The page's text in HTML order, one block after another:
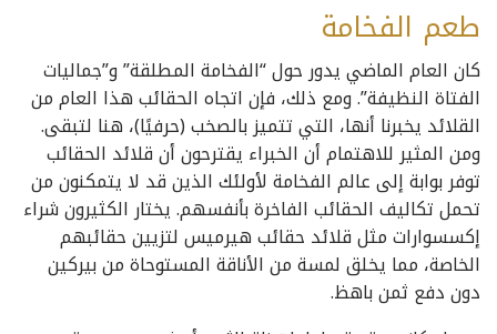
طعم الفخامة
كان العام الماضي يدور حول “الفخامة المطلقة” و”جماليات
الفتاة النظيفة”. ومع ذلك، فإن اتجاه الحقائب هذا العام من
القلائد يخبرنا أنها، التي تتميز بالصخب (حرفيًا)، هنا لتبقى.
ومن المثير للاهتمام أن الخبراء يقترحون أن قلائد الحقائب
توفر بوابة إلى عالم الفخامة لأولئك الذين قد لا يتمكنون من
تحمل تكاليف الحقائب الفاخرة بأنفسهم. يختار الكثيرون شراء
إكسسوارات مثل قلائد حقائب هيرميس لتزيين حقائبهم
الخاصة، مما يخلق لمسة من الأناقة المستوحاة من بيركين
دون دفع ثمن باهظ.